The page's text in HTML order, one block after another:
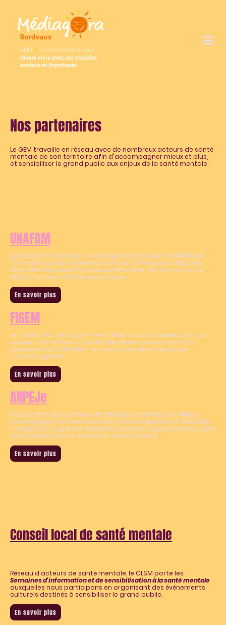
Nos partenaires
Le GEM travaille en réseau avec de nombreux acteurs de santé
mentale de son territoire afin d'accompagner mieux et plus,
et sensibiliser le grand public aux enjeux de la santé mentale.
UNAFAM
Association marraine de Médiagora Bordeaux, l'UNAFAM est
l'Union Nationale de Familles et Amis de Personnes Malades
et/ou Handicapées Psychiques. Ensemble, portons un autre
regard sur les maladies psychiques.
En savoir plus
FIGEM
Le FIGEM c'est l'entraide interGEM en action, la Fédération qui
soutient les GEMs sur l'ensemble de leur mission. Le FIGEM -
anciennement CNIGEM - est une association reconnue
d'intérêt général.
En savoir plus
ARPEJe
Association gestionnaire de Médiagora Bordeaux, l'ARPEJe
accompagne des adolescents et jeunes adultes en situation
d’exclusion, de grande précarité sociale et /ou psychique, dans
leur socialisation et leur accès à l’autonomie.
En savoir plus
Conseil local de santé mentale
Réseau d'acteurs de santé mentale, le CLSM porte les
Semaines d'information et de sensibilisation à la santé mentale
auxquelles nous participons en organisant des événements
culturels destinés à sensibiliser le grand public.
En savoir plus